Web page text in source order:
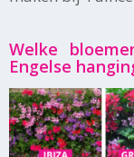
Welke
Engelse